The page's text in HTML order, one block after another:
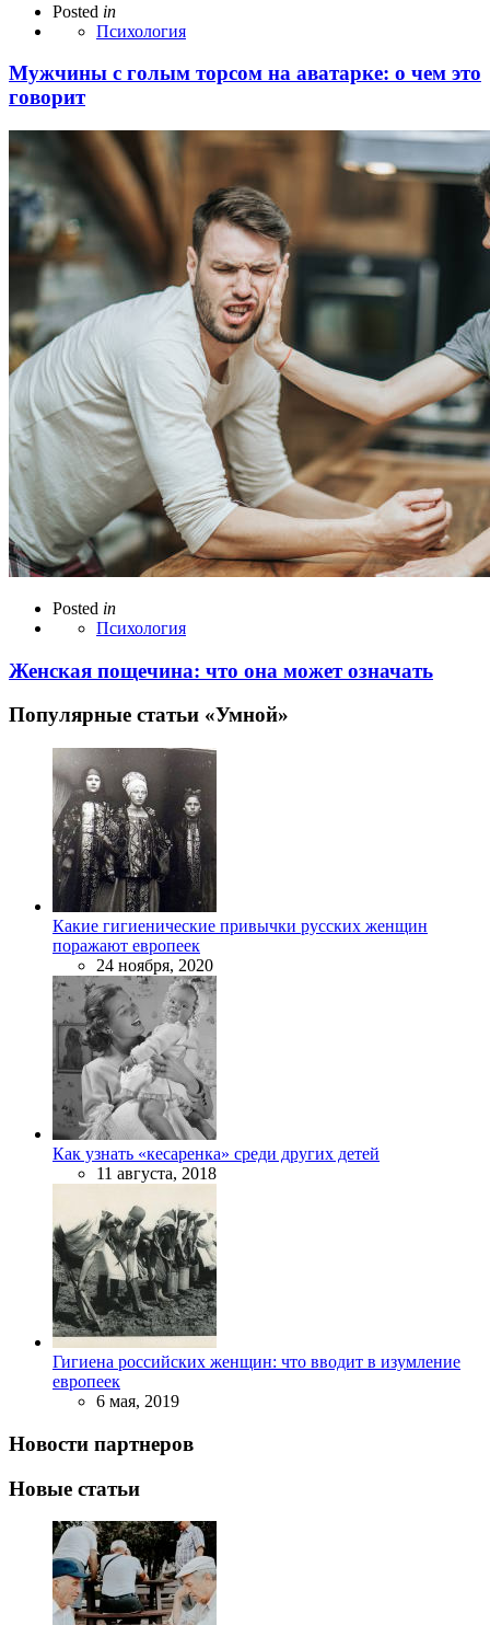
Posted in
Психология
Мужчины с голым торсом на аватарке: о чем это
говорит
Posted in
Психология
Женская пощечина: что она может означать
Популярные статьи «Умной»
Какие гигиенические привычки русских женщин
поражают европеек
24 ноября, 2020
Как узнать «кесаренка» среди других детей
11 августа, 2018
Гигиена российских женщин: что вводит в изумление
европеек
6 мая, 2019
Новости партнеров
Новые статьи